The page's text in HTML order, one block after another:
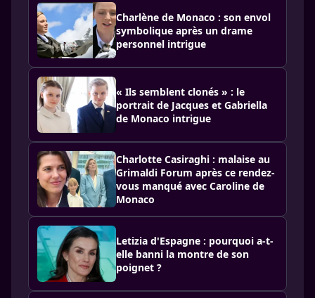
Charlène de Monaco : son envol
symbolique après un drame
personnel intrigue
« Ils semblent clonés » : le
portrait de Jacques et Gabriella
de Monaco intrigue
Charlotte Casiraghi : malaise au
Grimaldi Forum après ce rendez-
vous manqué avec Caroline de
Monaco
Letizia d'Espagne : pourquoi a-t-
elle banni la montre de son
poignet ?